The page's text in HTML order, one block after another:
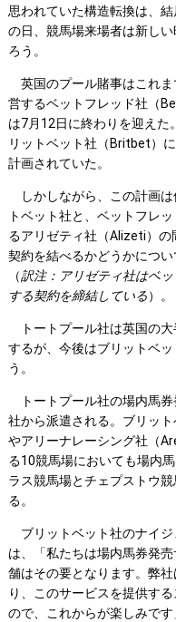
思われていた構造転換は、
の日、競馬場来場者は新し
ろう。
英国のプール賭事はこれ
営するベットフレッド社（
は7月12日に終わりを迎え
リットベット社（Britbet）
計画されていた。
しかしながら、この計画は
トベット社と、ベットフレ
るアリゼティ社（Alizeti）
契約を結べるかどうかにつ
（訳注：アリゼティ社はベ
する契約を締結している）。
トートプール社は英国の大
するが、今後はブリットベ
う。
トートプール社の場内馬券
社から派遣される。ブリッ
やアリーナレーシング社（
る10競馬場においても場内
ラス競馬場とチェプストウ
る。
ブリットベット社のナイジ
は、「私たちは場内馬券発
舗はその要となります。弊
り、このサービスを提供す
ので、これからが楽しみです